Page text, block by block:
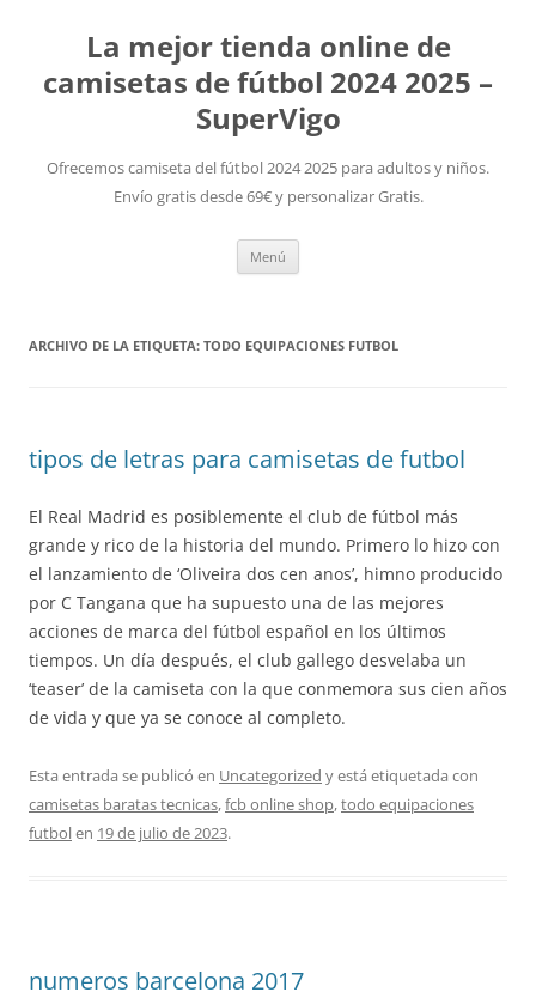
La mejor tienda online de
camisetas de fútbol 2024 2025 –
SuperVigo
Ofrecemos camiseta del fútbol 2024 2025 para adultos y niños.
Envío gratis desde 69€ y personalizar Gratis.
Menú
ARCHIVO DE LA ETIQUETA: TODO EQUIPACIONES FUTBOL
tipos de letras para camisetas de futbol
El Real Madrid es posiblemente el club de fútbol más
grande y rico de la historia del mundo. Primero lo hizo con
el lanzamiento de ‘Oliveira dos cen anos’, himno producido
por C Tangana que ha supuesto una de las mejores
acciones de marca del fútbol español en los últimos
tiempos. Un día después, el club gallego desvelaba un
‘teaser’ de la camiseta con la que conmemora sus cien años
de vida y que ya se conoce al completo.
Esta entrada se publicó en Uncategorized y está etiquetada con
camisetas baratas tecnicas,fcb online shop,todo equipaciones
futbolen 19 de julio de 2023.
numeros barcelona 2017